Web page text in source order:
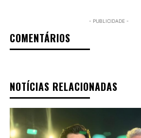
- PUBLICIDADE -
COMENTÁRIOS
NOTÍCIAS RELACIONADAS